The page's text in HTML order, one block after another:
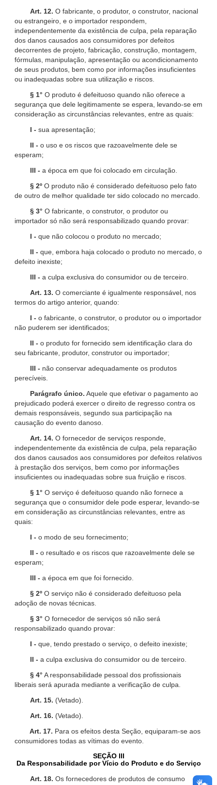
Art. 12. O fabricante, o produtor, o construtor, nacional
ou estrangeiro, e o importador respondem,
independentemente da existência de culpa, pela reparação
dos danos causados aos consumidores por defeitos
decorrentes de projeto, fabricação, construção, montagem,
fórmulas, manipulação, apresentação ou acondicionamento
de seus produtos, bem como por informações insuficientes
ou inadequadas sobre sua utilização e riscos.
§ 1° O produto é defeituoso quando não oferece a
segurança que dele legitimamente se espera, levando-se em
consideração as circunstâncias relevantes, entre as quais:
I - sua apresentação;
II - o uso e os riscos que razoavelmente dele se
esperam;
III - a época em que foi colocado em circulação.
§ 2º O produto não é considerado defeituoso pelo fato
de outro de melhor qualidade ter sido colocado no mercado.
§ 3° O fabricante, o construtor, o produtor ou
importador só não será responsabilizado quando provar:
I - que não colocou o produto no mercado;
II - que, embora haja colocado o produto no mercado, o
defeito inexiste;
III - a culpa exclusiva do consumidor ou de terceiro.
Art. 13. O comerciante é igualmente responsável, nos
termos do artigo anterior, quando:
I - o fabricante, o construtor, o produtor ou o importador
não puderem ser identificados;
II - o produto for fornecido sem identificação clara do
seu fabricante, produtor, construtor ou importador;
III - não conservar adequadamente os produtos
perecíveis.
Parágrafo único. Aquele que efetivar o pagamento ao
prejudicado poderá exercer o direito de regresso contra os
demais responsáveis, segundo sua participação na
causação do evento danoso.
Art. 14. O fornecedor de serviços responde,
independentemente da existência de culpa, pela reparação
dos danos causados aos consumidores por defeitos relativos
à prestação dos serviços, bem como por informações
insuficientes ou inadequadas sobre sua fruição e riscos.
§ 1° O serviço é defeituoso quando não fornece a
segurança que o consumidor dele pode esperar, levando-se
em consideração as circunstâncias relevantes, entre as
quais:
I - o modo de seu fornecimento;
II - o resultado e os riscos que razoavelmente dele se
esperam;
III - a época em que foi fornecido.
§ 2º O serviço não é considerado defeituoso pela
adoção de novas técnicas.
§ 3° O fornecedor de serviços só não será
responsabilizado quando provar:
I - que, tendo prestado o serviço, o defeito inexiste;
II - a culpa exclusiva do consumidor ou de terceiro.
§ 4° A responsabilidade pessoal dos profissionais
liberais será apurada mediante a verificação de culpa.
Art. 15. (Vetado).
Art. 16. (Vetado).
Art. 17. Para os efeitos desta Seção, equiparam-se aos
consumidores todas as vítimas do evento.
SEÇÃO III
Da Responsabilidade por Vício do Produto e do Serviço
Art. 18. Os fornecedores de produtos de consumo